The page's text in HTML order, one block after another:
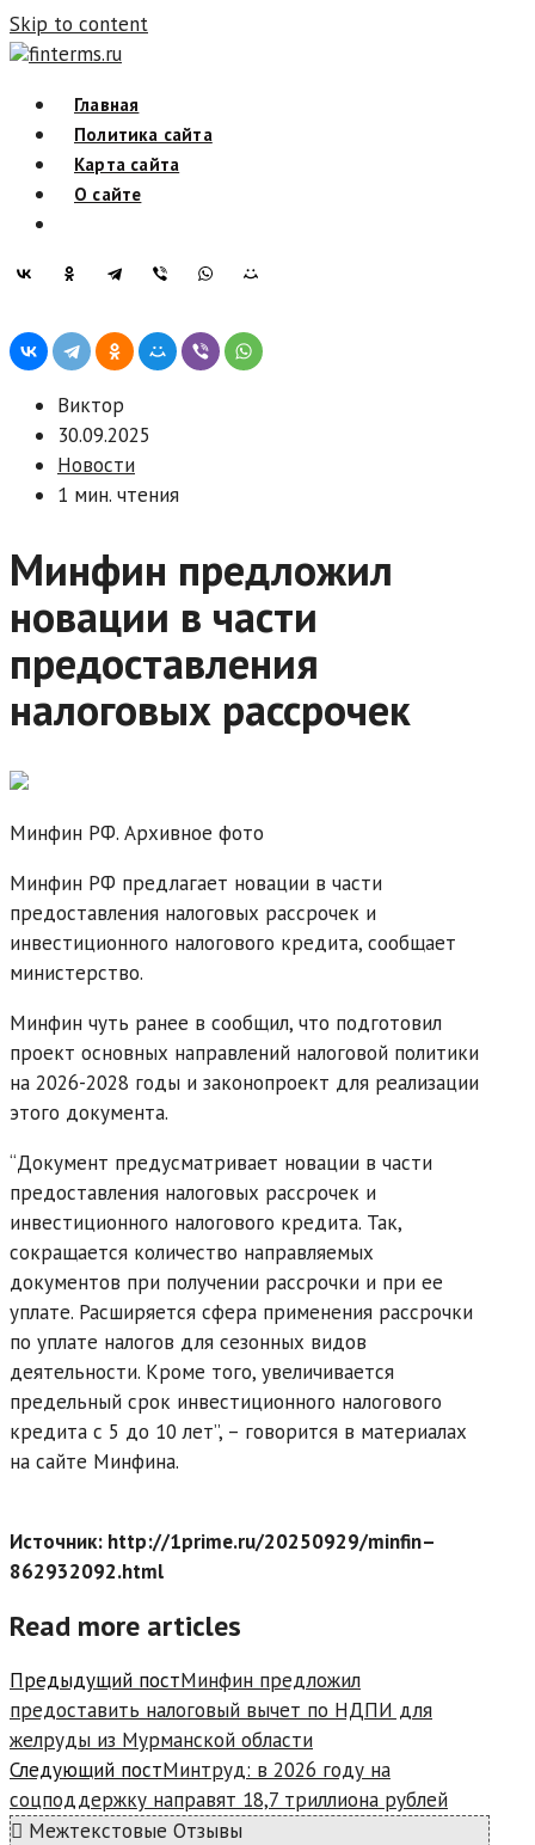
Skip to content
finterms.ru
Главная
Политика сайта
Карта сайта
О сайте
Виктор
30.09.2025
Новости
1 мин. чтения
Минфин предложил
новации в части
предоставления
налоговых рассрочек
Минфин РФ. Архивное фото
Минфин РФ предлагает новации в части
предоставления налоговых рассрочек и
инвестиционного налогового кредита, сообщает
министерство.
Минфин чуть ранее в сообщил, что подготовил
проект основных направлений налоговой политики
на 2026-2028 годы и законопроект для реализации
этого документа.
“Документ предусматривает новации в части
предоставления налоговых рассрочек и
инвестиционного налогового кредита. Так,
сокращается количество направляемых
документов при получении рассрочки и при ее
уплате. Расширяется сфера применения рассрочки
по уплате налогов для сезонных видов
деятельности. Кроме того, увеличивается
предельный срок инвестиционного налогового
кредита с 5 до 10 лет”, – говорится в материалах
на сайте Минфина.
Источник: http://1prime.ru/20250929/minfin–
862932092.html
Read more articles
Предыдущий постМинфин предложил
предоставить налоговый вычет по НДПИ для
желруды из Мурманской области
Следующий постМинтруд: в 2026 году на
соцподдержку направят 18,7 триллиона рублей
Межтекстовые Отзывы